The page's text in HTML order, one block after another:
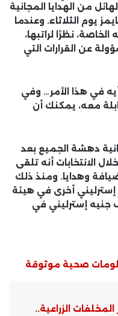
من الهدايا المجانية
يوم الثلاثاء. وعندما
نظرًا لراتبها،
عن القرارات التي
في هذا الأمر… وفي
معه، يمكنك أن
دهشة الجميع بعد
الانتخابات أنه تلقى
وهدايا. ومنذ ذلك
4 آلاف جنيه إسترليني أخرى في هيئة
تايلور سويفت و20 ألف جنيه إسترليني في
صحية موثوقة
الزراعية..